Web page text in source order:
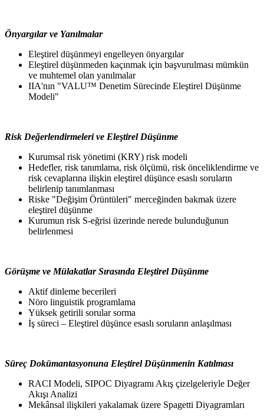
Önyargılar ve Yanılmalar
Eleştirel düşünmeyi engelleyen önyargılar
Eleştirel düşünmeden kaçınmak için başvurulması mümkün
ve muhtemel olan yanılmalar
IIA'nın "VALU™ Denetim Sürecinde Eleştirel Düşünme
Modeli"
Risk Değerlendirmeleri ve Eleştirel Düşünme
Kurumsal risk yönetimi (KRY) risk modeli
Hedefler, risk tanımlama, risk ölçümü, risk önceliklendirme ve
risk cevaplarına ilişkin eleştirel düşünce esaslı soruların
belirlenip tanımlanması
Riske "Değişim Örüntüleri" merceğinden bakmak üzere
eleştirel düşünme
Kurumun risk S-eğrisi üzerinde nerede bulunduğunun
belirlenmesi
Görüşme ve Mülakatlar Sırasında Eleştirel Düşünme
Aktif dinleme becerileri
Nöro linguistik programlama
Yüksek getirili sorular sorma
İş süreci – Eleştirel düşünce esaslı soruların anlaşılması
Süreç Dokümantasyonuna Eleştirel Düşünmenin Katılması
RACI Modeli, SIPOC Diyagramı Akış çizelgeleriyle Değer
Akışı Analizi
Mekânsal ilişkileri yakalamak üzere Spagetti Diyagramları